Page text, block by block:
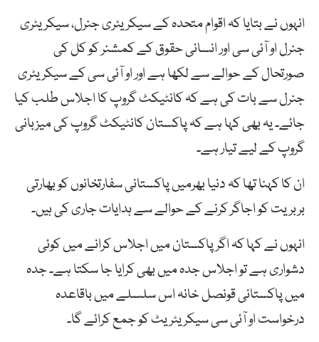
انہوں نے بتایا کہ اقوام متحدہ کے سیکریٹری جنرل، سیکریٹری
جنرل او آئی سی اور انسانی حقوق کے کمشنر کو کل کی
صورتحال کے حوالے سے لکھا ہے اور او آئی سی کے سیکریٹری
جنرل سے بات کی ہے کہ کانٹیکٹ گروپ کا اجلاس طلب کیا
جائے۔ یہ بھی کہا ہے کہ پاکستان کانٹیکٹ گروپ کی میزبانی
گروپ کے لیے تیار ہے۔
ان کا کہنا تھا کہ دنیا بھرمیں پاکستانی سفارتخانوں کو بھارتی
بربریت کو اجاگر کرنے کے حوالے سے ہدایات جاری کی ہیں۔
انہوں نے کہا کہ اگر پاکستان میں اجلاس کرانے میں کوئی
دشواری ہے تو اجلاس جدہ میں بھی کرایا جا سکتا ہے۔ جدہ
میں پاکستانی قونصل خانہ اس سلسلے میں باقاعدہ
درخواست او آئی سی سیکریٹریٹ کو جمع کرائے گا۔